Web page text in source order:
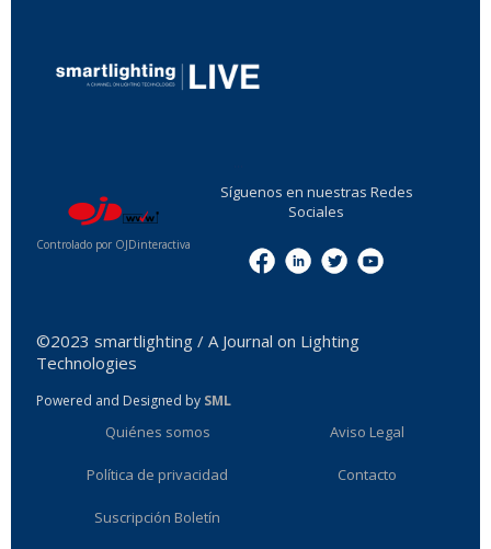
Controlado por OJDinteractiva
Síguenos en nuestras Redes
Sociales
©2023 smartlighting / A Journal on Lighting
Technologies
Powered and Designed by SML
Quiénes somos Aviso Legal
Política de privacidad Contacto
Suscripción Boletín